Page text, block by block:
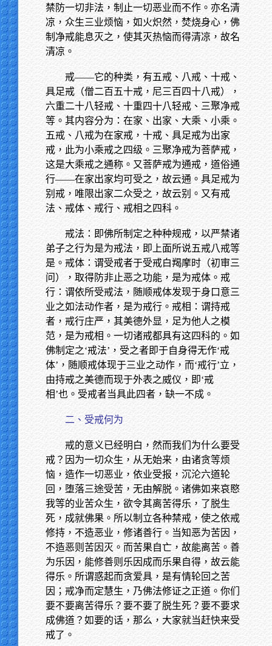
禁防一切非法，制止一切恶业而不作。亦名清
凉，众生三业烦恼，如火炽然，焚烧身心，佛
制净戒能息灭之，使其灭热恼而得清凉，故名
清凉。
戒——它的种类，有五戒、八戒、十戒、
具足戒（僧二百五十戒，尼三百四十八戒），
六重二十八轻戒、十重四十八轻戒、三聚净戒
等。其内容分为：在家、出家、大乘、小乘。
五戒、八戒为在家戒，十戒、具足戒为出家
戒，此为小乘戒之四级。三聚净戒为菩萨戒，
这是大乘戒之通称。又菩萨戒为通戒，道俗通
行——在家出家均可受之，故云通。具足戒为
别戒，唯限出家二众受之，故云别。又有戒
法、戒体、戒行、戒相之四科。
戒法：即佛所制定之种种规戒，以严禁诸
弟子之行为是为戒法，即上面所说五戒八戒等
是。戒体：谓受戒者于受戒白羯摩时（初审三
问），取得防非止恶之功能，是为戒体。戒
行：谓依所受戒法，随顺戒体发现于身口意三
业之如法动作者，是为戒行。戒相：谓持戒
者，戒行庄严，其美德外显，足为他人之模
范，是为戒相。一切诸戒都具有这四科的。如
佛制定之‘戒法’，受之者即于自身得无作‘戒
体’，随顺戒体现于三业之动作，而‘戒行’立，
由持戒之美德而现于外表之威仪，即‘戒
相’也。受戒者当具此四者，缺一不成。
二、受戒何为
戒的意义已经明白，然而我们为什么要受
戒？因为一切众生，从无始来，由诸贪等烦
恼，造作一切恶业，依业受报，沉沦六道轮
回，堕落三途受苦，无由解脱。诸佛如来哀愍
我等的业苦众生，欲令其离苦得乐，了脱生
死，成就佛果。所以制立各种禁戒，使之依戒
修持，不造恶业，修诸善行。当知恶为苦因，
不造恶则苦因灭。而苦果自亡，故能离苦。善
为乐因，能修善则乐因成而乐果自得，故云能
得乐。所谓惑起而贪爱具，是有情轮回之苦
因；戒净而定慧生，乃佛法修证之正道。你们
要不要离苦得乐？要不要了脱生死？要不要求
成佛道？如要的话，那么，大家就当赶快来受
戒了。